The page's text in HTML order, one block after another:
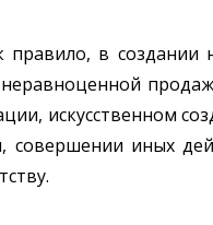
правило, в
искусственном
иных